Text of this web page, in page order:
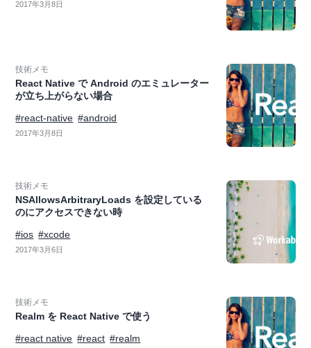
2017年3月8日
技術メモ
React Native で Android のエミュレーター
が立ち上がらない場合
#react-native #android
2017年3月8日
技術メモ
NSAllowsArbitraryLoads を設定している
のにアクセスできない時
#ios #xcode
2017年3月6日
技術メモ
Realm を React Native で使う
#react native #react #realm